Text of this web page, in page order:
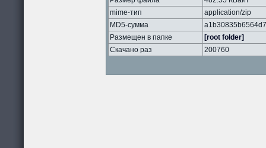
mime-тип
application/zip
MD5-сумма
Размещен в папке
[root folder]
Скачано раз
200760